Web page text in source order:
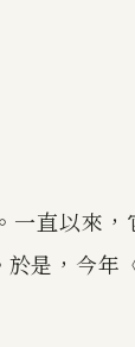
直以來
是，今年